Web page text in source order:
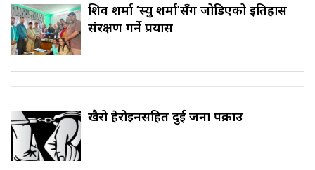
शिव शर्मा ‘स्यु शर्मा’सँग जोडिएको इतिहास
संरक्षण गर्ने प्रयास
खैरो हेरोइनसहित दुई जना पक्राउ